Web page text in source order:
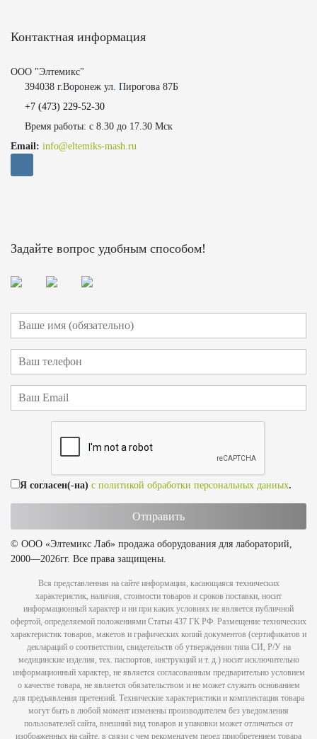
Контактная информация
ООО "Элтемикс"
394038 г.Воронеж ул. Пирогова 87Б
+7 (473) 229-52-30
Время работы: с 8.30 до 17.30 Мск
Email: info@eltemiks-mash.ru
Задайте вопрос удобным способом!
Я согласен(-на) с политикой обработки персональных данных.
© ООО «Элтемикс Лаб» продажа оборудования для лабораторий,
2000—2026гг. Все права защищены.
Вся представленная на сайте информация, касающаяся технических
характеристик, наличия, стоимости товаров и сроков поставки, носит
информационный характер и ни при каких условиях не является публичной
офертой, определяемой положениями Статьи 437 ГК РФ. Размещение технических
характеристик товаров, макетов и графических копий документов (сертификатов и
деклараций о соответствии, свидетельств об утверждении типа СИ, Р/У на
медицинские изделия, тех. паспортов, инструкций и т. д.) носит исключительно
информационный характер, не является согласованным предварительно условием
о качестве товара, не является обязательством и не может служить основанием
для предъявления претензий. Технические характеристики и комплектация товара
могут быть в любой момент изменены производителем без уведомления
пользователей сайта, внешний вид товаров и упаковки может отличаться от
изображенных на сайте, в связи с чем рекомендуем перед приобретением товара